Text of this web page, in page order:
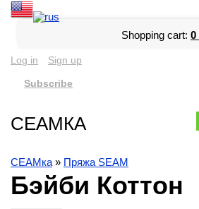
Shopping cart: 0
Log in Sign up
Subscribe
СЕАМКА
СЕАМка » Пряжа SEAM
Бэйби Коттон